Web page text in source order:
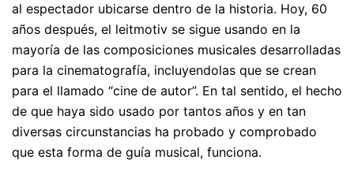
al espectador ubicarse dentro de la historia. Hoy, 60
años después, el leitmotiv se sigue usando en la
mayoría de las composiciones musicales desarrolladas
para la cinematografía, incluyendolas que se crean
para el llamado “cine de autor”. En tal sentido, el hecho
de que haya sido usado por tantos años y en tan
diversas circunstancias ha probado y comprobado
que esta forma de guía musical, funciona.